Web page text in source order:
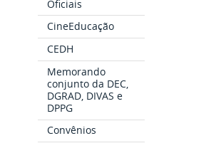
Oficiais
CineEducação
CEDH
Memorando
conjunto da DEC,
DGRAD, DIVAS e
DPPG
Convênios